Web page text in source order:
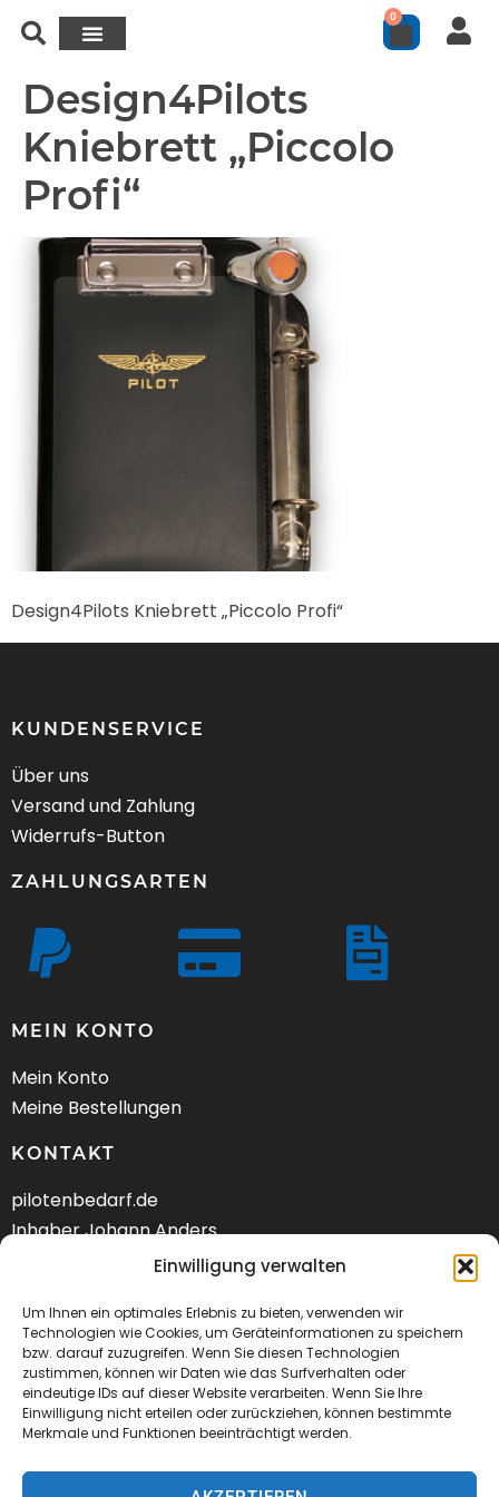
Einwilligung verwalten
Um Ihnen ein optimales Erlebnis zu bieten, verwenden wir
Technologien wie Cookies, um Geräteinformationen zu speichern
bzw. darauf zuzugreifen. Wenn Sie diesen Technologien
zustimmen, können wir Daten wie das Surfverhalten oder
eindeutige IDs auf dieser Website verarbeiten. Wenn Sie Ihre
Einwilligung nicht erteilen oder zurückziehen, können bestimmte
Merkmale und Funktionen beeinträchtigt werden.
0
Design4Pilots
Kniebrett „Piccolo
Profi“
Design4Pilots Kniebrett „Piccolo Profi“
KUNDENSERVICE
Über uns
Versand und Zahlung
Widerrufs-Button
ZAHLUNGSARTEN
MEIN KONTO
Mein Konto
Meine Bestellungen
KONTAKT
pilotenbedarf.de
Inhaber Johann Anders
Am Schwarzen Berg 58
Tel.: +49 (04141) 9288240
Mail:kontakt@pilotenbedarf.de